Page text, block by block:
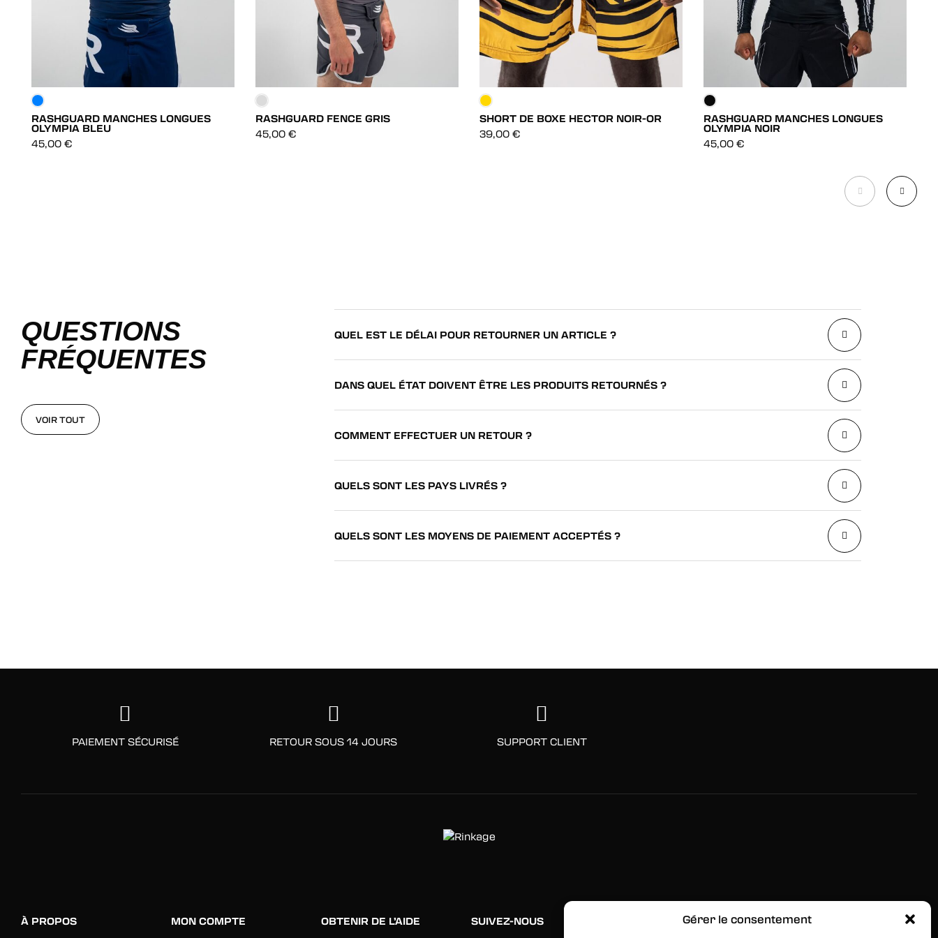
Gérer le consentement
DÉCOUVRIR
RASHGUARD MANCHES LONGUES
OLYMPIA BLEU
45,00 €
RASHGUARD FENCE GRIS
45,00 €
SHORT DE BOXE HECTOR NOIR-OR
39,00 € DÉCOUVRIR
RASHGUARD MANCHES LONGUES
OLYMPIA NOIR
45,00 €
QUESTIONS
FRÉQUENTES
VOIR TOUT
QUEL EST LE DÉLAI POUR RETOURNER UN ARTICLE ?
DANS QUEL ÉTAT DOIVENT ÊTRE LES PRODUITS RETOURNÉS ?
COMMENT EFFECTUER UN RETOUR ?
QUELS SONT LES PAYS LIVRÉS ?
QUELS SONT LES MOYENS DE PAIEMENT ACCEPTÉS ?
PAIEMENT SÉCURISÉ RETOUR SOUS 14 JOURS SUPPORT CLIENT
À PROPOS MON COMPTE OBTENIR DE L’AIDE SUIVEZ-NOUS RESTEZ INFORMÉS